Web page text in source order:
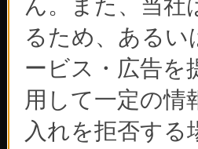
ん。また、当社
るため、ある
ービス・広告を
用して一定の情
入れを拒否する